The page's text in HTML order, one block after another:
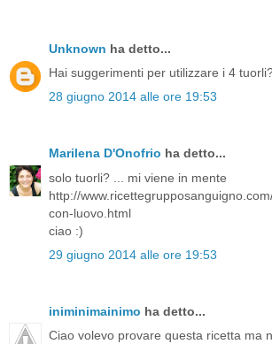
Unknown ha detto...
Hai suggerimenti per utilizzare i 4
28 giugno 2014 alle ore 19:53
Marilena D'Onofrio ha detto...
solo tuorli? ... mi viene in mente
http://
con-luovo.html
ciao :)
29 giugno 2014 alle ore 19:53
iniminimainimo ha detto...
Ciao volevo provare questa ricetta ma